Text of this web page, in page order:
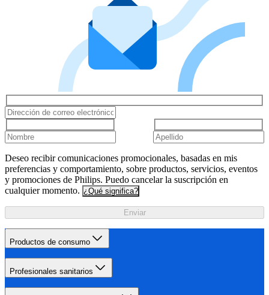
Deseo recibir comunicaciones promocionales, basadas en mis
preferencias y comportamiento, sobre productos, servicios, eventos
y promociones de Philips. Puedo cancelar la suscripción en
cualquier momento. ¿Qué significa?
Enviar
Productos de consumo
Profesionales sanitarios